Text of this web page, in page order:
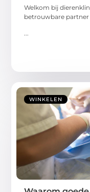
Welkom bij
betrouwbare partner
WINKELEN